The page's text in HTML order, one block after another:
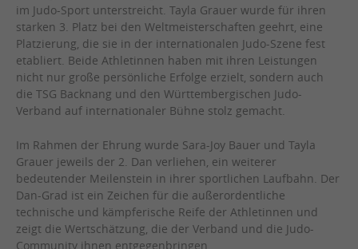
im Judo-Sport unterstreicht. Tayla Grauer wurde für ihren
starken 3. Platz bei den Weltmeisterschaften geehrt, eine
Platzierung, die sie in der internationalen Judo-Szene fest
etabliert. Beide Athletinnen haben mit ihren Leistungen
nicht nur große persönliche Erfolge erzielt, sondern auch
die TSG Backnang und den Württembergischen Judo-
Verband auf internationaler Bühne stolz gemacht.
Im Rahmen der Ehrung wurde Sara-Joy Bauer und Tayla
Grauer jeweils der 2. Dan verliehen, ein weiterer
bedeutender Meilenstein in ihrer sportlichen Laufbahn. Der
Dan-Grad ist ein Zeichen für die außerordentliche
technische und kämpferische Reife der Athletinnen und
zeigt die Wertschätzung, die der Verband und die Judo-
Community ihnen entgegenbringen.